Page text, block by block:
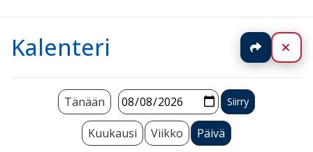
Kalenteri Jaa
Kuukausi Viikko Päivä
Tänään